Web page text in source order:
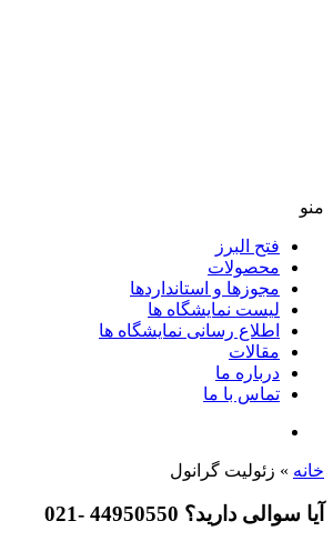
منو
فتح البرز
محصولات
مجوزها و استانداردها
لیست نمایشگاه ها
اطلاع رسانی نمایشگاه ها
مقالات
درباره ما
تماس با ما
خانه » زئولیت گرانول
آیا سوالی دارید؟ 44950550 -021